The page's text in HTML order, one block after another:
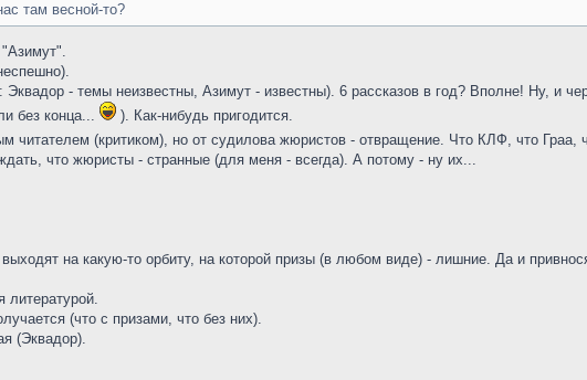
там весной-то?
- темы неизвестны, Азимут - известны). 6 рассказов в год? Вполне! Ну, и
без конца...
). Как-нибудь пригодится.
читателем (критиком), но от судилова жюристов - отвращение. Что КЛФ, что Граа,
что жюристы - странные (для меня - всегда). А потому - ну их...
на какую-то орбиту, на которой призы (в любом виде) - лишние. Да и
(что с призами, что без них).
(Эквадор).